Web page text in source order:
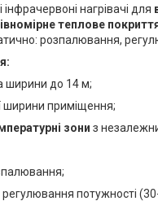
нагрівачі для
теплове
розпалювання,
ширини до 14 м;
ширини приміщення;
зони з
потужності